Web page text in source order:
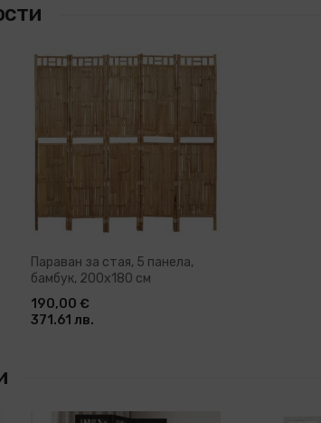
Параван за стая, 5 панела,
бамбук, 200x180 см
190,00 €
371.61 лв.